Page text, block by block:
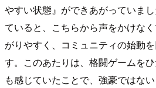
やすい状態』ができあがっていま
ていると、こちらから声をかけな
がりやすく、コミュニティの始動
す。このあたりは、格闘ゲームを
も感じていたことで、強豪ではな